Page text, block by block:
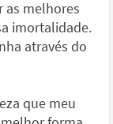
as melhores
imortalidade.
através do
que meu